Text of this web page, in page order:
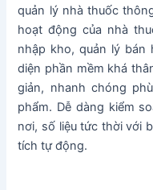
quản lý nhà thuốc
hoạt động của nhà
nhập kho, quản lý bán
diện phần mềm khá
giản, nhanh chóng
phẩm. Dễ dàng kiểm
nơi, số liệu tức thời với
tích tự động.